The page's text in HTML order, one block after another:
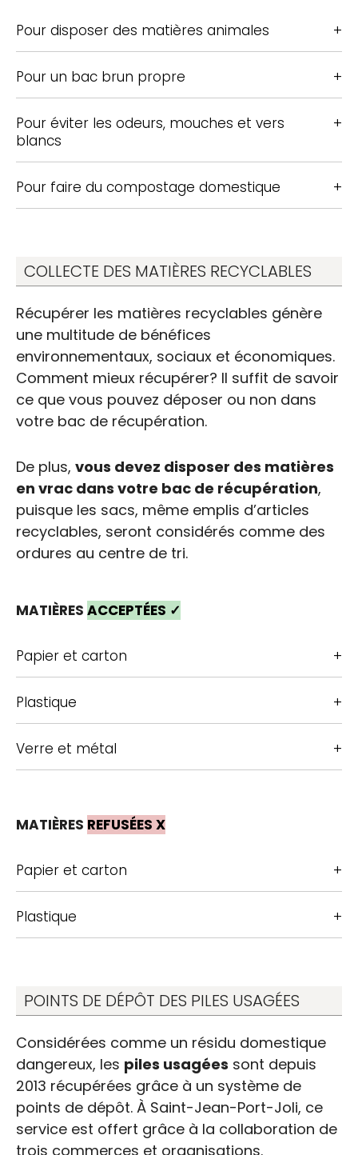
Pour disposer des matières animales
Pour un bac brun propre
Pour éviter les odeurs, mouches et vers
blancs
Pour faire du compostage domestique
COLLECTE DES MATIÈRES RECYCLABLES
Récupérer les matières recyclables génère
une multitude de bénéfices
environnementaux, sociaux et économiques.
Comment mieux récupérer? Il suffit de savoir
ce que vous pouvez déposer ou non dans
votre bac de récupération.
De plus, vous devez disposer des matières
en vrac dans votre bac de récupération,
puisque les sacs, même emplis d’articles
recyclables, seront considérés comme des
ordures au centre de tri.
MATIÈRES ACCEPTÉES ✓
Papier et carton
Plastique
Verre et métal
MATIÈRES REFUSÉES X
Papier et carton
Plastique
POINTS DE DÉPÔT DES PILES USAGÉES
Considérées comme un résidu domestique
dangereux, les piles usagées sont depuis
2013 récupérées grâce à un système de
points de dépôt. À Saint-Jean-Port-Joli, ce
service est offert grâce à la collaboration de
trois commerces et organisations.